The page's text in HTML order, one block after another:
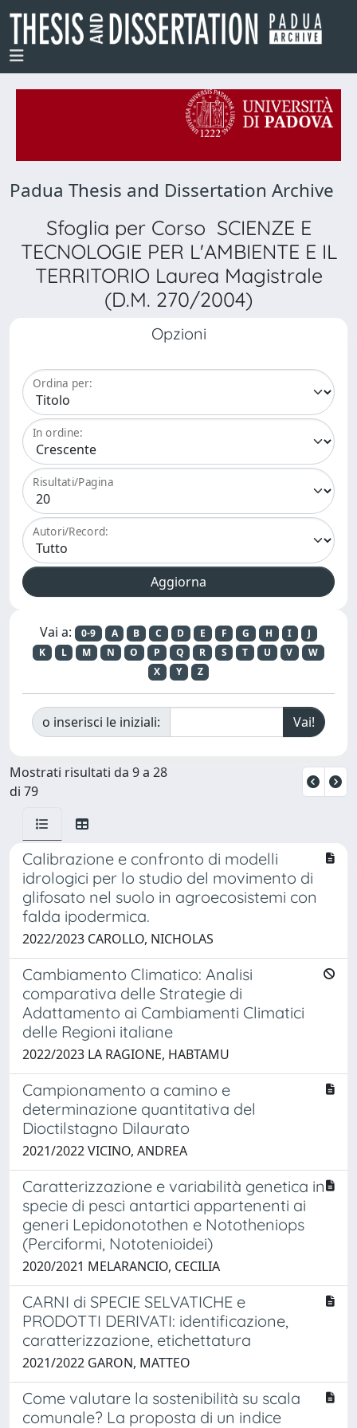
Padua Thesis and Dissertation Archive
Sfoglia per Corso SCIENZE E
TECNOLOGIE PER L'AMBIENTE E IL
TERRITORIO Laurea Magistrale
(D.M. 270/2004)
Opzioni
Ordina per:
In ordine:
Risultati/Pagina
Autori/Record:
Vai a: 0-9 A B C D E F G H I
J
K
L M N O P Q R S T U V
W
X
Y Z
o inserisci le iniziali:
Mostrati risultati da 9 a 28
di 79
Calibrazione e confronto di modelli
idrologici per lo studio del movimento di
glifosato nel suolo in agroecosistemi con
falda ipodermica.
2022/2023 CAROLLO, NICHOLAS
Cambiamento Climatico: Analisi
comparativa delle Strategie di
Adattamento ai Cambiamenti Climatici
delle Regioni italiane
2022/2023 LA RAGIONE, HABTAMU
Campionamento a camino e
determinazione quantitativa del
Dioctilstagno Dilaurato
2021/2022 VICINO, ANDREA
Caratterizzazione e variabilità genetica in
specie di pesci antartici appartenenti ai
generi Lepidonotothen e Nototheniops
(Perciformi, Nototenioidei)
2020/2021 MELARANCIO, CECILIA
CARNI di SPECIE SELVATICHE e
PRODOTTI DERIVATI: identificazione,
caratterizzazione, etichettatura
2021/2022 GARON, MATTEO
Come valutare la sostenibilità su scala
comunale? La proposta di un indice